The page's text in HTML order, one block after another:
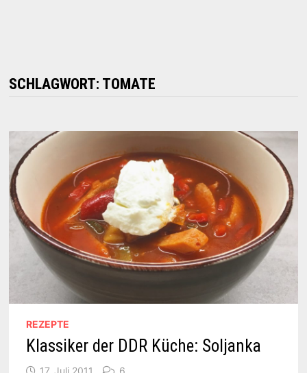
SCHLAGWORT: TOMATE
REZEPTE
Klassiker der DDR Küche: Soljanka
17. Juli 2011 6